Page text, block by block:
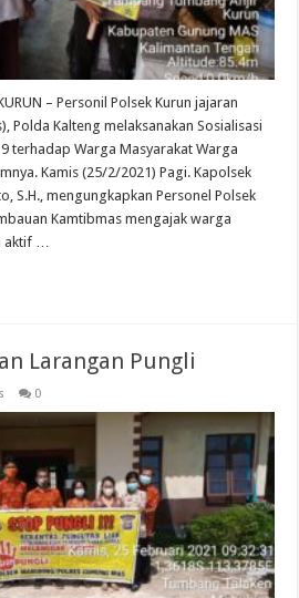
– Personil Polsek Kurun jajaran
Polda Kalteng melaksanakan Sosialisasi
terhadap Warga Masyarakat Warga
Kamis (25/2/2021) Pagi. Kapolsek
S.H., mengungkapkan Personel Polsek
Kamtibmas mengajak warga
aktif …
Larangan Pungli
0